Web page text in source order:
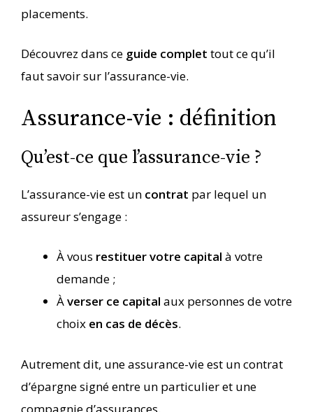
placements.
Découvrez dans ce guide complet tout ce qu’il
faut savoir sur l’assurance-vie.
Assurance-vie : définition
Qu’est-ce que l’assurance-vie ?
L’assurance-vie est un contrat par lequel un
assureur s’engage :
À vous restituer votre capital à votre
demande ;
Àverser ce capital aux personnes de votre
choix en cas de décès.
Autrement dit, une assurance-vie est un contrat
d’épargne signé entre un particulier et une
compagnie d’assurances.